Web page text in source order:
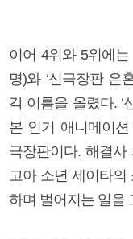
이어 4위와 5위에는
명)와 ‘신극장판 은
각 이름을 올렸다. ‘
본 인기 애니메이션
극장판이다. 해결
고아 소년 세이타
하며 벌어지는 일을